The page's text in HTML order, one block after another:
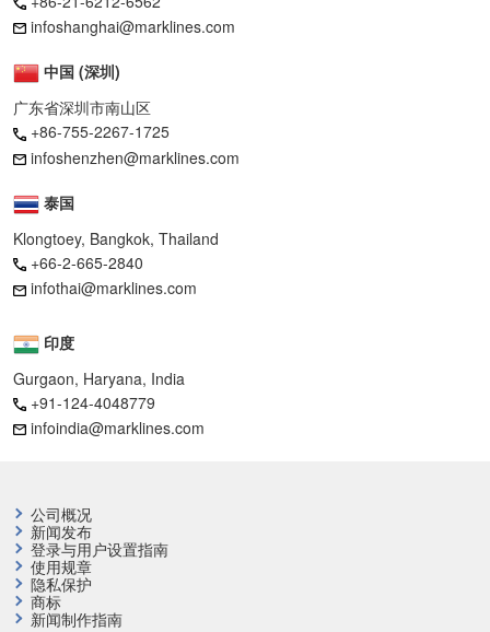
infoshanghai@marklines.com
中国 (深圳)
广东省深圳市南山区
+86-755-2267-1725
infoshenzhen@marklines.com
泰国
Klongtoey, Bangkok, Thailand
+66-2-665-2840
infothai@marklines.com
印度
Gurgaon, Haryana, India
+91-124-4048779
infoindia@marklines.com
公司概况
新闻发布
登录与用户设置指南
使用规章
隐私保护
商标
新闻制作指南